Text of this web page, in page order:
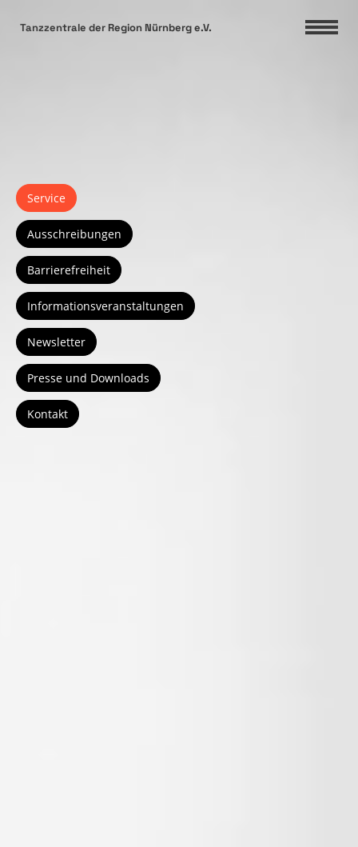
Tanzzentrale der Region Nürnberg e.V.
Service
Ausschreibungen
Barrierefreiheit
Informationsveranstaltungen
Newsletter
Presse und Downloads
Kontakt